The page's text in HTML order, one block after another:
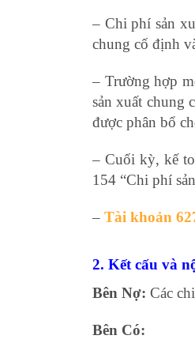
– Chi phí sản
chung cố định
– Trường hợp
sản xuất chung
được phân bổ
– Cuối kỳ, kế
154 “Chi phí
– Tài khoản
2. Kết cấu và
Bên Nợ: Các
Bên Có: